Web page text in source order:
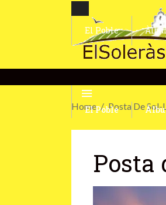
El Poble
El Poble
Home Posta De Sol-
Posta